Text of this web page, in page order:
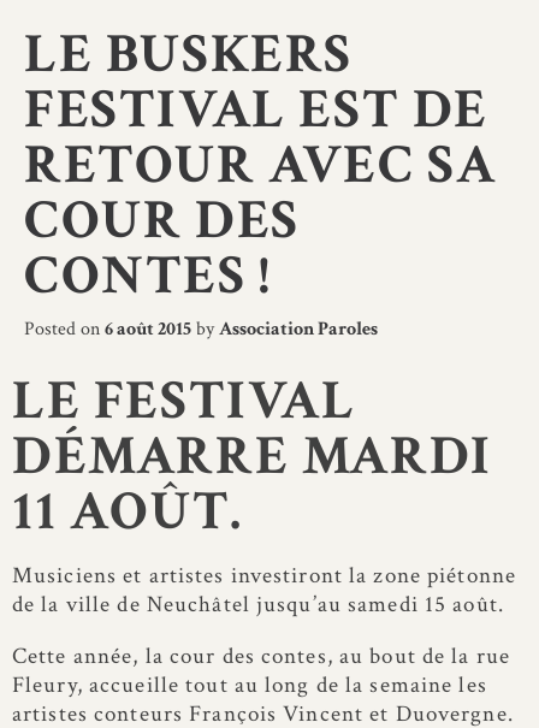
LE BUSKERS
FESTIVAL EST DE
RETOUR AVEC SA
COUR DES
CONTES !
Posted on6 août 2015byAssociation Paroles
LE FESTIVAL
DÉMARRE MARDI
11 AOÛT.
Musiciens et artistes investiront la zone piétonne
de la ville de Neuchâtel jusqu’au samedi 15 août.
Cette année, la cour des contes, au bout de la rue
Fleury, accueille tout au long de la semaine les
artistes conteurs François Vincent et Duovergne.